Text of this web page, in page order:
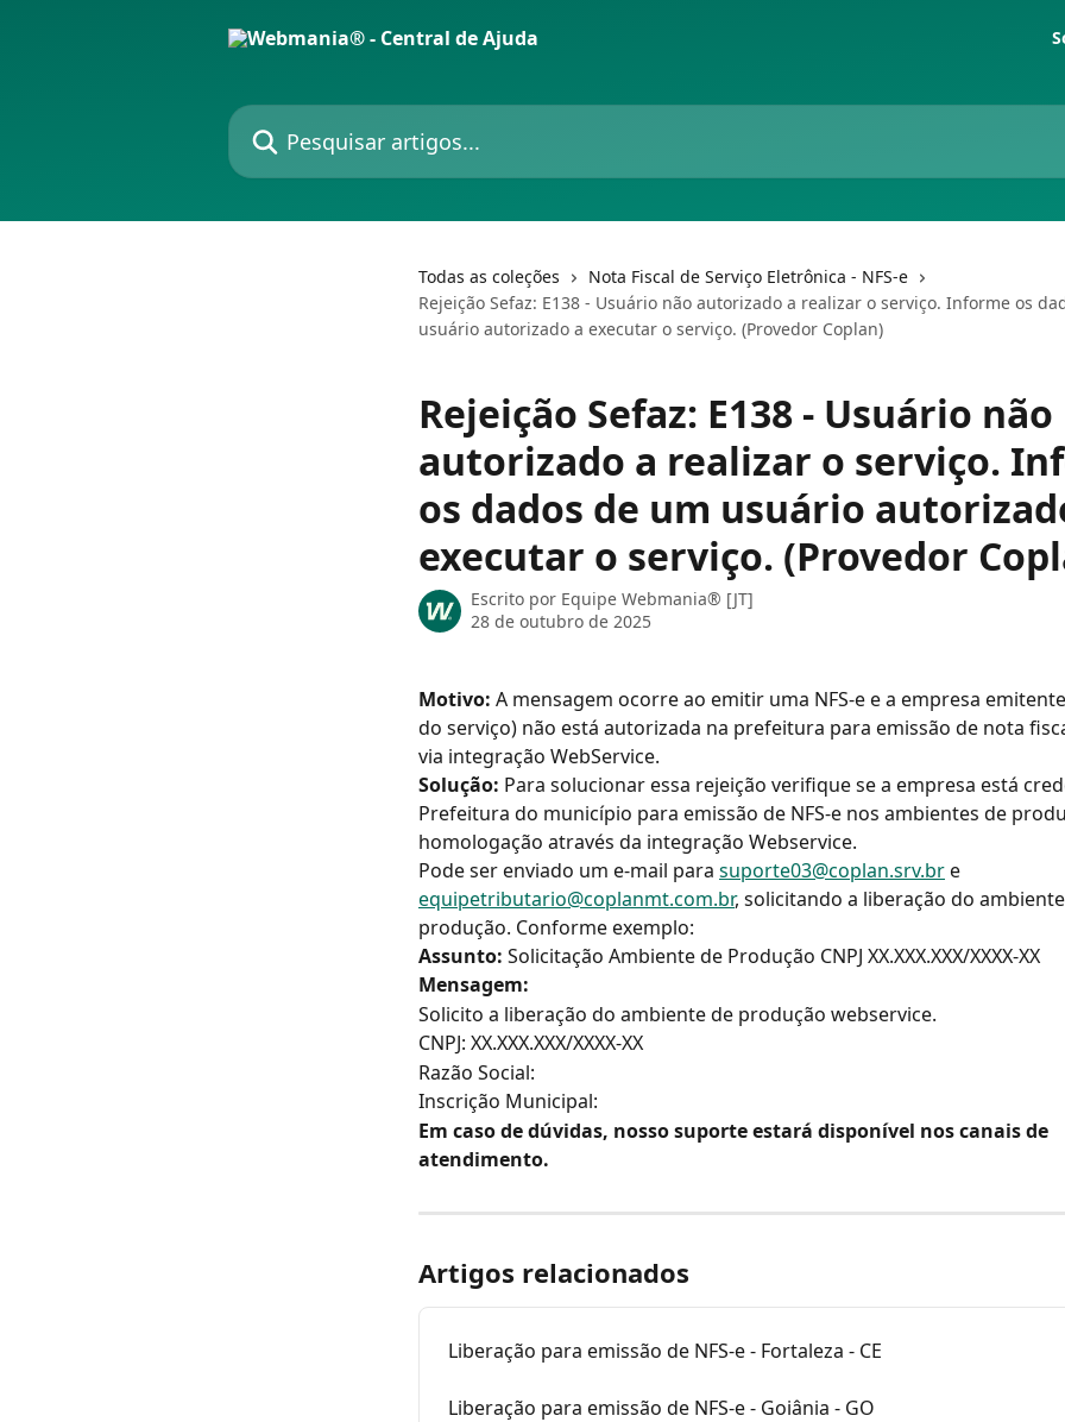
Pesquisar artigos...
Todas as coleções
Nota Fiscal de Serviço Eletrônica - NFS-e
Rejeição Sefaz: E138 - Usuário não autorizado a realizar o serviço. Informe os
usuário autorizado a executar o serviço. (Provedor Coplan)
Rejeição Sefaz: E138 - Usuário não
autorizado a realizar o serviço.
os dados de um usuário
executar o serviço. (Provedor
Escrito por Equipe Webmania® [JT]
28 de outubro de 2025
Motivo: A mensagem ocorre ao emitir uma NFS-e e a empresa
do serviço) não está autorizada na prefeitura para emissão de nota
via integração WebService.
Solução: Para solucionar essa rejeição verifique se a empresa está
Prefeitura do município para emissão de NFS-e nos ambientes de
homologação através da integração Webservice.
Pode ser enviado um e-mail para suporte03@coplan.srv.br e
equipetributario@coplanmt.com.br, solicitando a liberação do
produção. Conforme exemplo:
Assunto: Solicitação Ambiente de Produção CNPJ XX.XXX.XXX/XXXX-XX
Mensagem:
Solicito a liberação do ambiente de produção webservice.
CNPJ: XX.XXX.XXX/XXXX-XX
Razão Social:
Inscrição Municipal:
Em caso de dúvidas, nosso suporte estará disponível nos canais de
atendimento.
Artigos relacionados
Liberação para emissão de NFS-e - Fortaleza - CE
Liberação para emissão de NFS-e - Goiânia - GO